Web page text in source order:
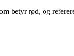
betyr rød, og